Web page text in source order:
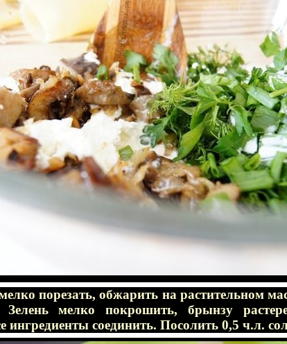
порезать, обжарить на растительном
мелко покрошить, брынзу
ингредиенты соединить. Посолить 0,5 ч.л.